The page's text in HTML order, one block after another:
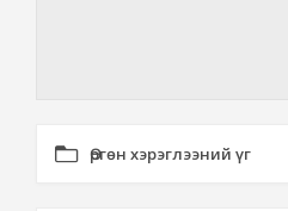
Өргөн хэрэглээний үг